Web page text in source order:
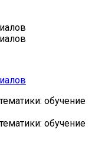
обучение
обучение